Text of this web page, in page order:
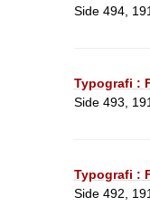
Side 494,
Typografi :
Side 493,
Typografi :
Side 492,